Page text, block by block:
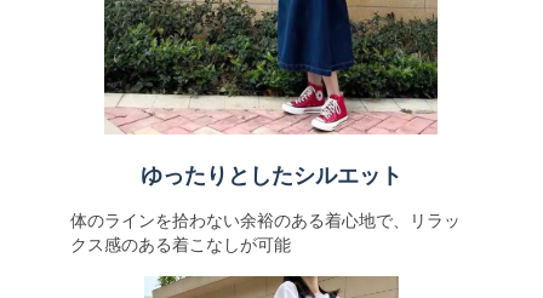
ゆったりとしたシルエット
体のラインを拾わない余裕のある着心地で、リラッ
クス感のある着こなしが可能